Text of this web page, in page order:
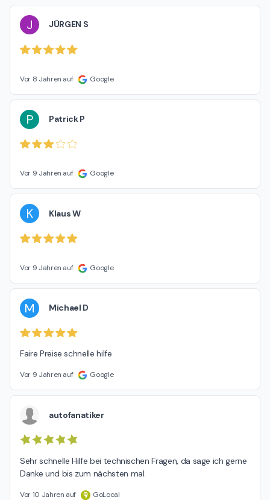
J JÜRGEN S
Vor 8 Jahren auf Google
P Patrick P
Vor 9 Jahren auf Google
K Klaus W
Vor 9 Jahren auf Google
M Michael D
Faire Preise schnelle hilfe
Vor 9 Jahren auf Google
autofanatiker
Sehr schnelle Hilfe bei technischen Fragen, da sage ich gerne
Danke und bis zum nächsten mal.
Vor 10 Jahren auf GoLocal